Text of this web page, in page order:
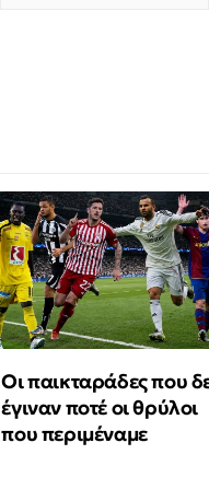
Οι παικταράδες που
έγιναν ποτέ οι θρύλοι
που περιμέναμε